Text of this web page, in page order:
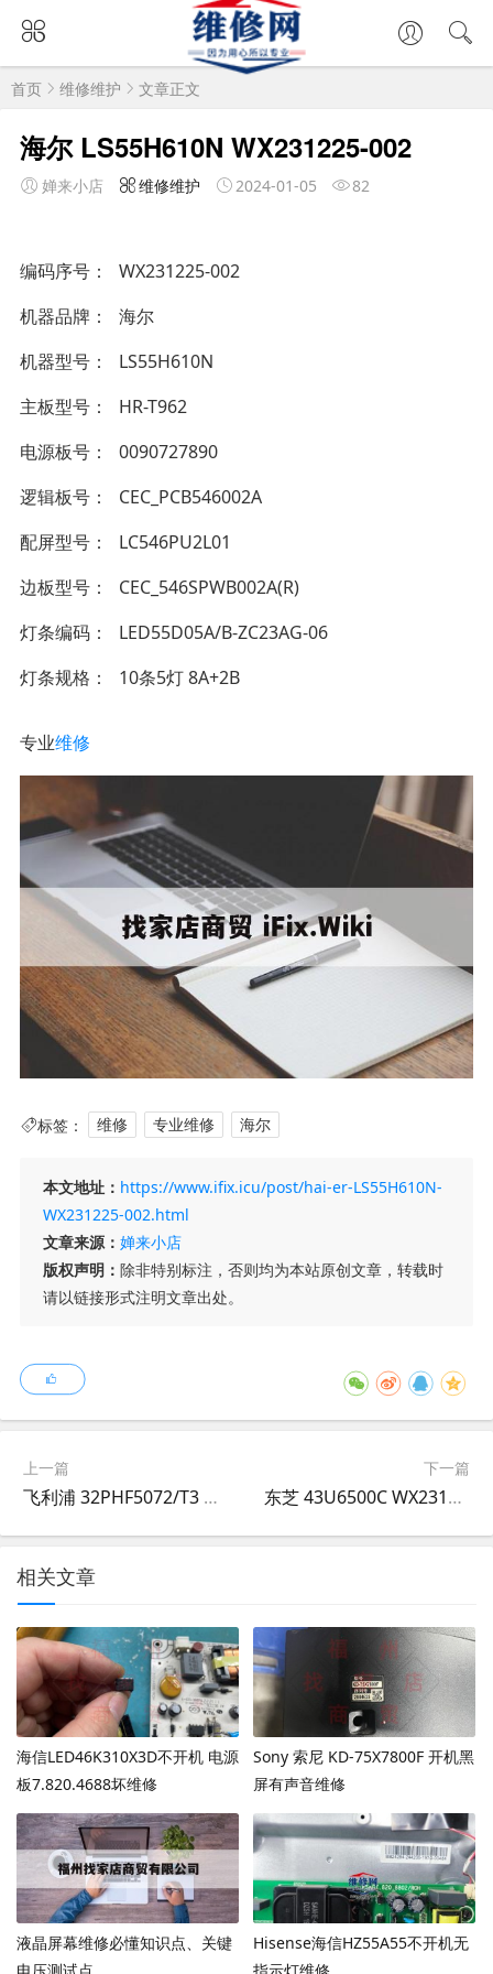
首页 维修维护 文章正文
海尔 LS55H610N WX231225-002
婵来小店 维修维护 2024-01-05 82
编码序号
WX231225-002
机器品牌
海尔
机器型号
LS55H610N
主板型号
HR-T962
电源板号
0090727890
逻辑板号
CEC_PCB546002A
配屏型号
LC546PU2L01
边板型号
CEC_546SPWB002A(R)
灯条编码
LED55D05A/B-ZC23AG-06
灯条规格
10条5灯 8A+2B
专业维修
标签： 维修 专业维修 海尔
本文地址： https://www.ifix.icu/post/hai-er-LS55H610N-
WX231225-002.html
文章来源： 婵来小店
版权声明： 除非特别标注，否则均为本站原创文章，转载时
请以链接形式注明文章出处。
上一篇
飞利浦 32PHF5072/T3 WX231225-001
下一篇
东芝 43U6500C WX231225-003
相关文章
海信LED46K310X3D不开机 电源
板7.820.4688坏维修
Sony 索尼 KD-75X7800F 开机黑
屏有声音维修
液晶屏幕维修必懂知识点、关键
Hisense海信HZ55A55不开机无